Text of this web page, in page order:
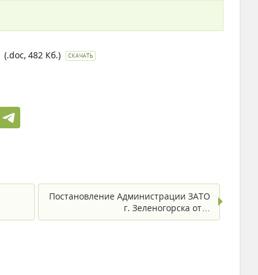
(.doc, 482 Кб.) СКАЧАТЬ
Постановление Администрации ЗАТО
г. Зеленогорска от…